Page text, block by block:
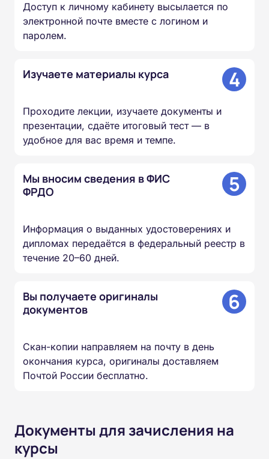
Доступ к личному кабинету высылается по
электронной почте вместе с логином и
паролем.
Изучаете материалы курса 4
Проходите лекции, изучаете документы и
презентации, сдаёте итоговый тест — в
удобное для вас время и темпе.
Мы вносим сведения в ФИС
ФРДО
5
Информация о выданных удостоверениях и
дипломах передаётся в федеральный реестр в
течение 20–60 дней.
Вы получаете оригиналы
документов
6
Скан-копии направляем на почту в день
окончания курса, оригиналы доставляем
Почтой России бесплатно.
Документы для зачисления на
курсы